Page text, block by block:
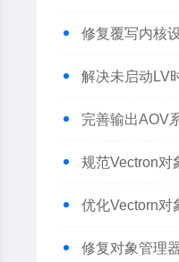
修复覆写内核
解决未启动LV
完善输出AOV
规范Vectron对
优化Vectorn对
修复对象管理